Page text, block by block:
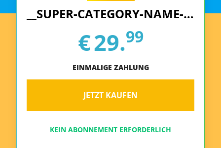
__SUPER-CATEGORY-NAME-REPLACE__
€29.99
EINMALIGE ZAHLUNG
JETZT KAUFEN
KEIN ABONNEMENT ERFORDERLICH